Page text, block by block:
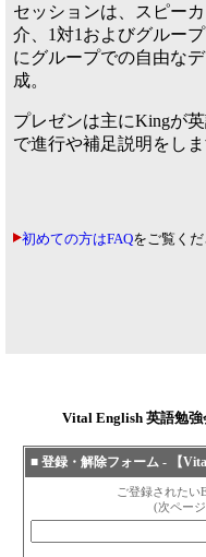
セッションは、スピー
介、1対1およびグルー
にグループでの自由な
成。
プレゼンは主にKingが
で進行や補足説明をし
初めての方はFAQをご覧く
Vital English 英語勉
■ 登録・解除フォーム - 【
ご登録されたい
(次ペー